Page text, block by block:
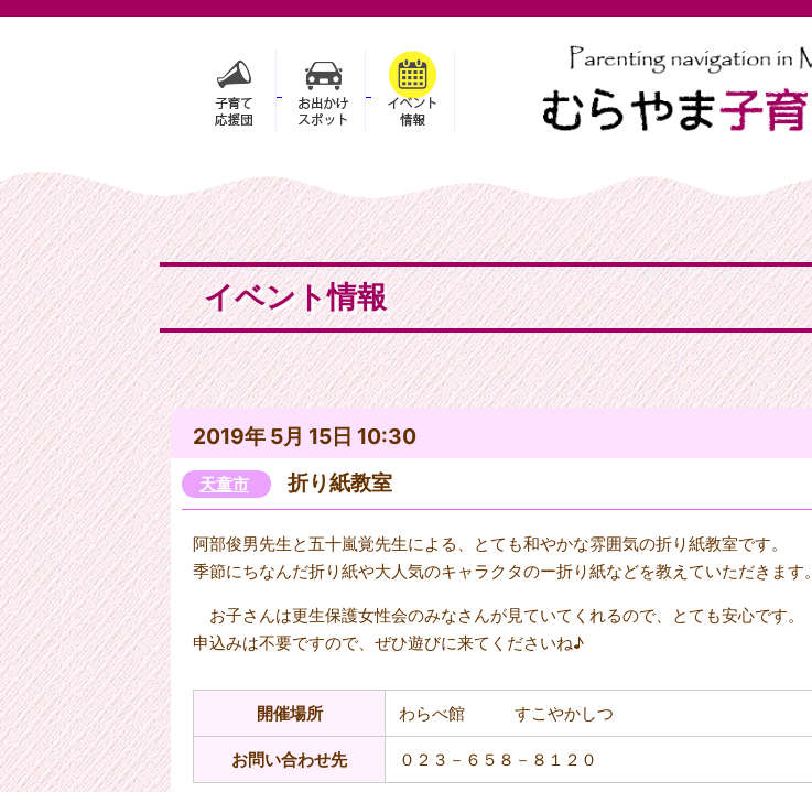
イベント情報
2019年 5月 15日 10:30
天童市 折り紙教室
阿部俊男先生と五十嵐覚先生による、とても和やかな雰囲気の折り紙教室です。
季節にちなんだ折り紙や大人気のキャラクタのー折り紙などを教えていただきます。
お子さんは更生保護女性会のみなさんが見ていてくれるので、とても安心です。
申込みは不要ですので、ぜひ遊びに来てくださいね♪
開催場所 わらべ館 すこやかしつ
お問い合わせ先 ０２３－６５８－８１２０